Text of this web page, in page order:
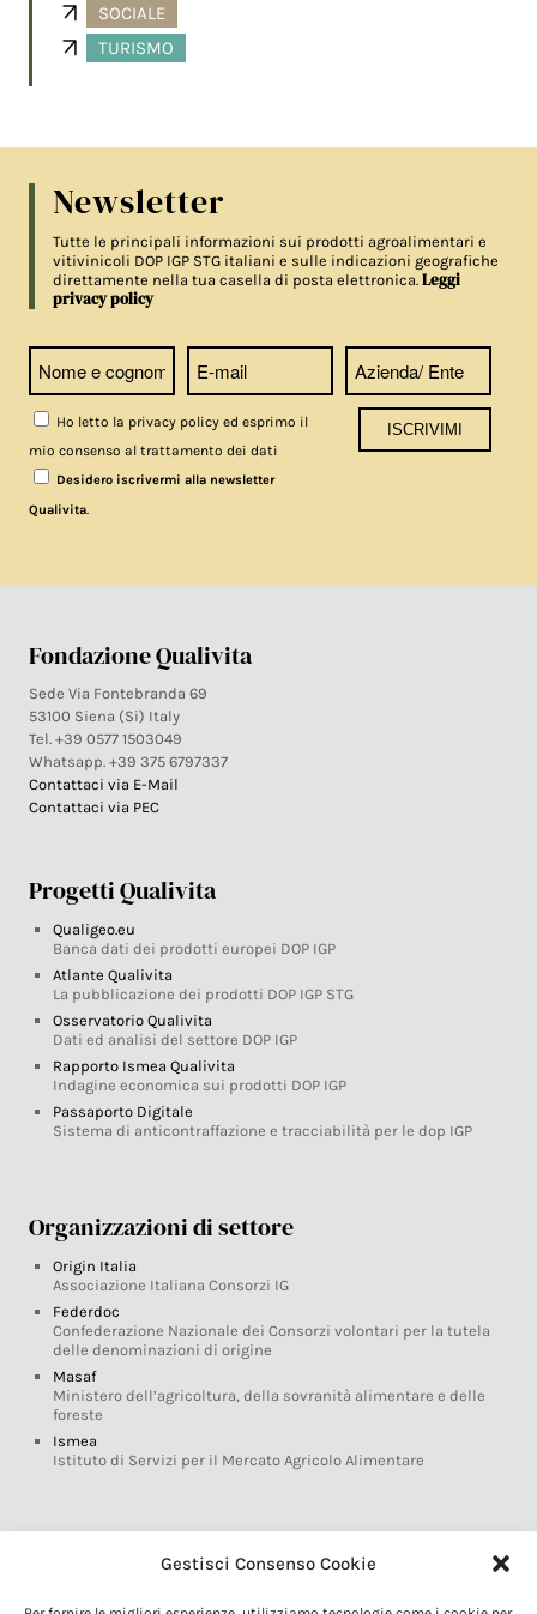
Gestisci Consenso Cookie
SOCIALE
TURISMO
Newsletter
Tutte le principali informazioni sui prodotti agroalimentari e
vitivinicoli DOP IGP STG italiani e sulle indicazioni geografiche
direttamente nella tua casella di posta elettronica.Leggi
privacy policy
Ho letto la privacy policy ed esprimo il
mio consenso al trattamento dei dati
Desidero iscrivermi alla newsletter
Qualivita
Fondazione Qualivita
Sede Via Fontebranda 69
53100 Siena (Si) Italy
Tel. +39 0577 1503049
Whatsapp. +39 375 6797337
Contattaci via E-Mail
Contattaci via PEC
Progetti Qualivita
Qualigeo.eu
Banca dati dei prodotti europei DOP IGP
Atlante Qualivita
La pubblicazione dei prodotti DOP IGP STG
Osservatorio Qualivita
Dati ed analisi del settore DOP IGP
Rapporto Ismea Qualivita
Indagine economica sui prodotti DOP IGP
Passaporto Digitale
Sistema di anticontraffazione e tracciabilità per le dop IGP
Organizzazioni di settore
Origin Italia
Associazione Italiana Consorzi IG
Federdoc
Confederazione Nazionale dei Consorzi volontari per la tutela
delle denominazioni di origine
Masaf
Ministero dell’agricoltura, della sovranità alimentare e delle
foreste
Ismea
Istituto di Servizi per il Mercato Agricolo Alimentare
Glossario DOP IGP